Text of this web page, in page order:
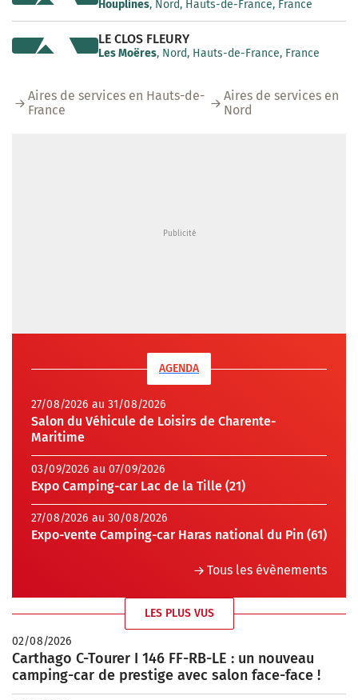
Houplines, Nord, Hauts-de-France, France
LE CLOS FLEURY
Les Moëres, Nord, Hauts-de-France, France
Aires de services en Hauts-de-
France
Aires de services en
Nord
AGENDA
27/08/2026 au 31/08/2026
Salon du Véhicule de Loisirs de Charente-
Maritime
03/09/2026 au 07/09/2026
Expo Camping-car Lac de la Tille (21)
27/08/2026 au 30/08/2026
Expo-vente Camping-car Haras national du Pin (61)
Tous les évènements
LES PLUS VUS
02/08/2026
Carthago C-Tourer I 146 FF-RB-LE : un nouveau
camping-car de prestige avec salon face-face !